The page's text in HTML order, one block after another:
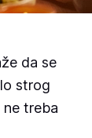
da se
strog
treba